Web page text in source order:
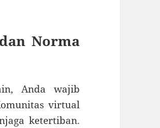
Norma
Anda wajib
virtual
ketertiban.